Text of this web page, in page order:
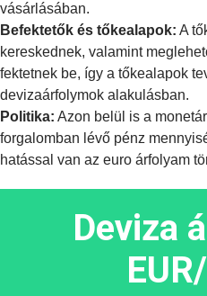
vásárlásában.
Befektetők és tőkealapok: A
kereskednek, valamint
fektetnek be, így a tőkealapok
devizaárfolymok alakulásban.
Politika: Azon belül is a
forgalomban lévő pénz
hatással van az euro árfolyam
Deviza